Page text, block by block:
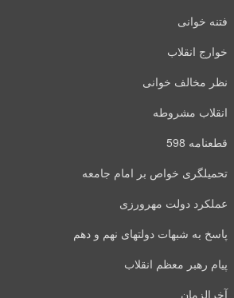
فتنه خوانی
خوارج انقلاب
نظر مخالف خوانی
انقلاب مشروطه
قطعنامه 598
تحمیلگری خواص بر امام جامعه
عملکرد دولت مهرورزی
پاسخ به شبهات دولتهای نهم و دهم
پیام رهبر معظم انقلاب
آخرالزمان